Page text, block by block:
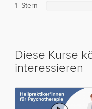
1 Stern
Diese Kurse
interessieren